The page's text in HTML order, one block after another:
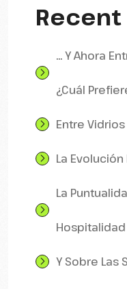
Recent
… Y Ahora
¿Cuál
Entre
La
La
Hospitalidad
Y Sobre Las